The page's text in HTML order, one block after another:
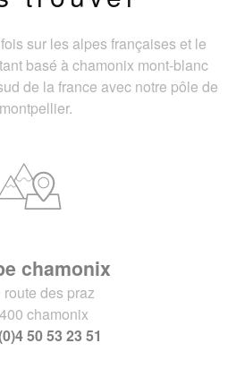
sur les alpes françaises et le
basé à chamonix mont-blanc
de la france avec notre pôle de
montpellier.
chamonix
route des praz
chamonix
50 53 23 51